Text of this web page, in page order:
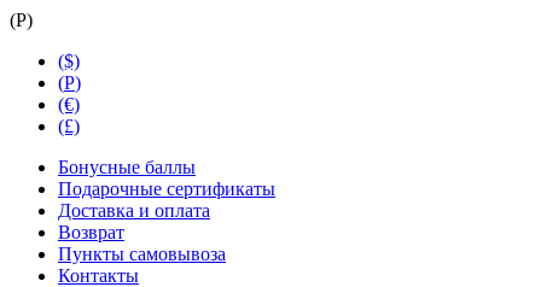
(Р)
($)
(Р)
(€)
(£)
Бонусные баллы
Подарочные сертификаты
Доставка и оплата
Возврат
Пункты самовывоза
Контакты